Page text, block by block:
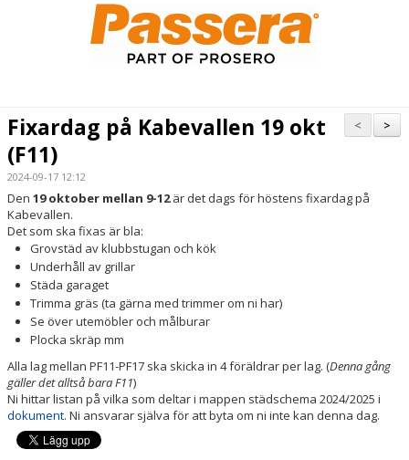
TRUPPEN
BILDGALLERI
DOKUMENT
KONTAKT
>
<
Fixardag på Kabevallen 19 okt
(F11)
2024-09-17 12:12
Den 19 oktober mellan 9-12är det dags för höstens fixardag på
Kabevallen.
Det som ska fixas är bla:
Grovstäd av klubbstugan och kök
Underhåll av grillar
Städa garaget
Trimma gräs (ta gärna med trimmer om ni har)
Se över utemöbler och målburar
Plocka skräp mm
Alla lag mellan PF11-PF17 ska skicka in 4 föräldrar per lag. (Denna gång
gäller det alltså bara F11)
Ni hittar listan på vilka som deltar i mappen städschema 2024/2025 i
dokument. Ni ansvarar själva för att byta om ni inte kan denna dag.